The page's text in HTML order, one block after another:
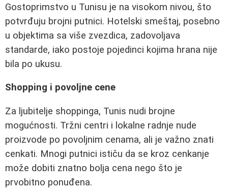
Gostoprimstvo u Tunisu je na visokom nivou, što
potvrđuju brojni putnici. Hotelski smeštaj, posebno
u objektima sa više zvezdica, zadovoljava
standarde, iako postoje pojedinci kojima hrana nije
bila po ukusu.
Shopping i povoljne cene
Za ljubitelje shoppinga, Tunis nudi brojne
mogućnosti. Tržni centri i lokalne radnje nude
proizvode po povoljnim cenama, ali je važno znati
cenkati. Mnogi putnici ističu da se kroz cenkanje
može dobiti znatno bolja cena nego što je
prvobitno ponuđena.